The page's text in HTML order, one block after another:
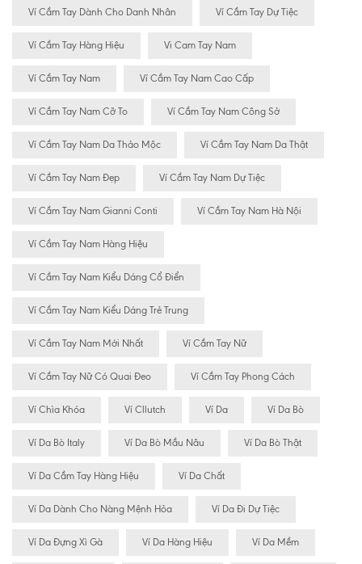
Ví Cầm Tay Dành Cho Danh Nhân Ví Cầm Tay Dự Tiệc
Ví Cầm Tay Hàng Hiệu Vi Cam Tay Nam
Ví Cầm Tay Nam Ví Cầm Tay Nam Cao Cấp
Ví Cầm Tay Nam Cỡ To Ví Cầm Tay Nam Công Sở
Ví Cầm Tay Nam Da Thảo Mộc Ví Cầm Tay Nam Da Thật
Ví Cầm Tay Nam Đẹp Ví Cầm Tay Nam Dự Tiệc
Ví Cầm Tay Nam Gianni Conti Ví Cầm Tay Nam Hà Nội
Ví Cầm Tay Nam Hàng Hiệu
Ví Cầm Tay Nam Kiểu Dáng Cổ Điển
Ví Cầm Tay Nam Kiểu Dáng Trẻ Trung
Ví Cầm Tay Nam Mới Nhất Ví Cầm Tay Nữ
Ví Cầm Tay Nữ Có Quai Đeo Ví Cầm Tay Phong Cách
Ví Chìa Khóa Ví Cllutch Ví Da Ví Da Bò
Ví Da Bò Italy Ví Da Bò Mầu Nâu Ví Da Bò Thật
Ví Da Cầm Tay Hàng Hiệu Ví Da Chất
Ví Da Dành Cho Nàng Mệnh Hỏa Ví Da Đi Dự Tiệc
Ví Da Đựng Xì Gà Ví Da Hàng Hiệu Ví Da Mềm